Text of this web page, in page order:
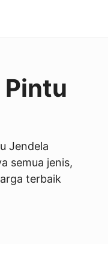
Jendela
semua jenis,
terbaik